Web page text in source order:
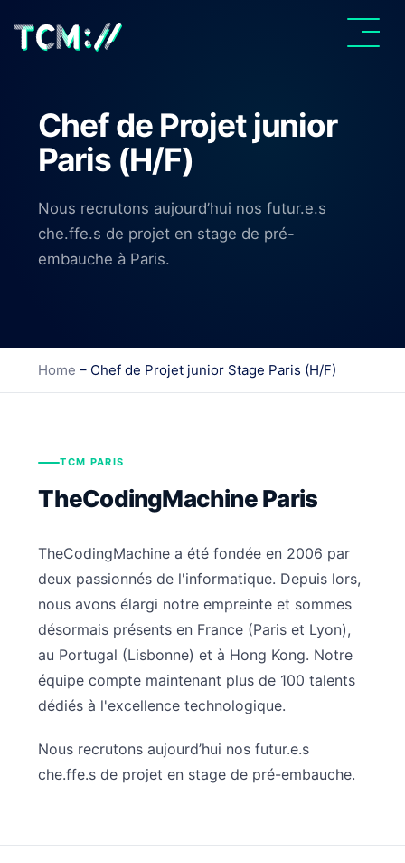
Chef de Projet junior
Paris (H/F)
Nous recrutons aujourd’hui nos futur.e.s
che.ffe.s de projet en stage de pré-
embauche à Paris.
Home – Chef de Projet junior Stage Paris (H/F)
TCM PARIS
TheCodingMachine Paris
TheCodingMachine a été fondée en 2006 par
deux passionnés de l'informatique. Depuis lors,
nous avons élargi notre empreinte et sommes
désormais présents en France (Paris et Lyon),
au Portugal (Lisbonne) et à Hong Kong. Notre
équipe compte maintenant plus de 100 talents
dédiés à l'excellence technologique.
Nous recrutons aujourd’hui nos futur.e.s
che.ffe.s de projet en stage de pré-embauche.